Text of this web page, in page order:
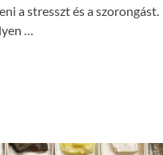
a stresszt és a szorongást.
…